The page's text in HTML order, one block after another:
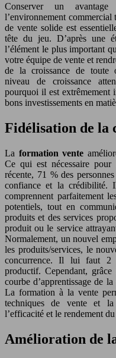
Conserver un
l’environnement
de vente solide est
tête du jeu. D’après une
l’élément le plus important
votre équipe de vente et
de la croissance de toute
niveau de croissance
pourquoi il est extrêmement
bons investissements en
Fidélisation de la
La formation vente
Ce qui est nécessaire
récente, 71 % des
confiance et la crédibilité.
comprennent parfaitement
potentiels, tout en
produits et des services
produit ou le service
Normalement, un nouvel
les produits/services, le
concurrence. Il lui faut 2
productif. Cependant, grâce
courbe d’apprentissage de
La formation à la vente
techniques de vente et la
l’efficacité et le rendement
Amélioration de